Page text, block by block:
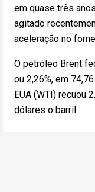
em quase três
agitado
aceleração no
O petróleo Brent
ou 2,26%, em
EUA (WTI) recuou
dólares o barril.